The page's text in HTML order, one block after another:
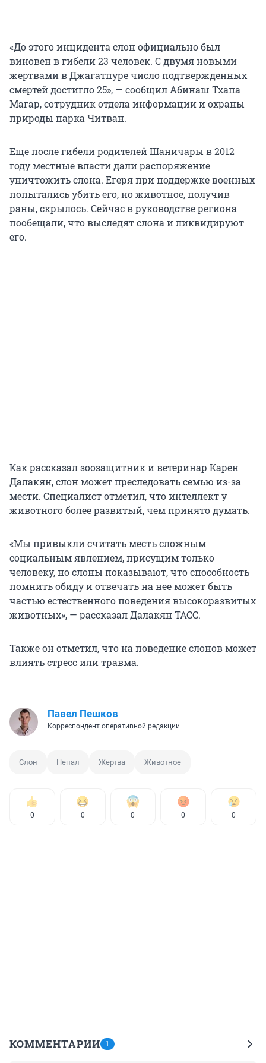
«До этого инцидента слон официально был
виновен в гибели 23 человек. С двумя новыми
жертвами в Джагатпуре число подтвержденных
смертей достигло 25», — сообщил Абинаш Тхапа
Магар, сотрудник отдела информации и охраны
природы парка Читван.
Еще после гибели родителей Шаничары в 2012
году местные власти дали распоряжение
уничтожить слона. Егеря при поддержке военных
попытались убить его, но животное, получив
раны, скрылось. Сейчас в руководстве региона
пообещали, что выследят слона и ликвидируют
его.
Как рассказал зоозащитник и ветеринар Карен
Далакян, слон может преследовать семью из-за
мести. Специалист отметил, что интеллект у
животного более развитый, чем принято думать.
«Мы привыкли считать месть сложным
социальным явлением, присущим только
человеку, но слоны показывают, что способность
помнить обиду и отвечать на нее может быть
частью естественного поведения высокоразвитых
животных», — рассказал Далакян ТАСС.
Также он отметил, что на поведение слонов может
влиять стресс или травма.
Павел Пешков
Корреспондент оперативной редакции
Слон Непал Жертва Животное
0 0 0 0 0
КОММЕНТАРИИ 1